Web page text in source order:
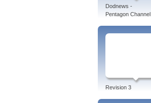
Dodnews -
Pentagon Channel
Revision 3